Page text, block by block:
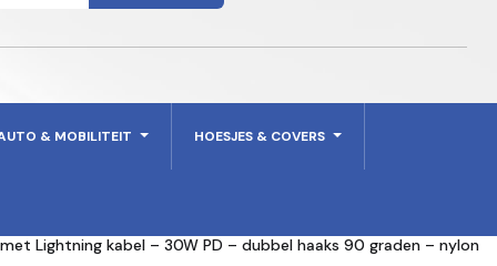
& MOBILITEIT HOESJES & COVERS
Lightning kabel – 30W PD – dubbel haaks 90 graden – nylon